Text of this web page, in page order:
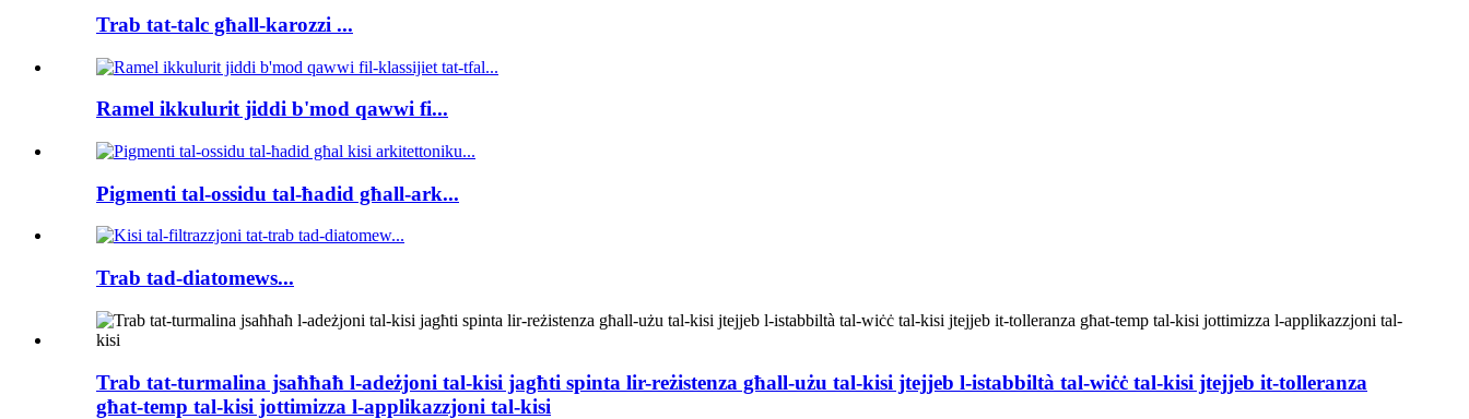
Trab tat-talc għall-karozzi ...
Ramel ikkulurit jiddi b'mod qawwi fi...
Pigmenti tal-ossidu tal-ħadid għall-ark...
Trab tad-diatomews...
Trab tat-turmalina jsaħħaħ l-adeżjoni tal-kisi jagħti spinta lir-reżistenza għall-użu tal-kisi jtejjeb l-istabbiltà tal-wiċċ tal-kisi jtejjeb it-tolleranza
għat-temp tal-kisi jottimizza l-applikazzjoni tal-kisi